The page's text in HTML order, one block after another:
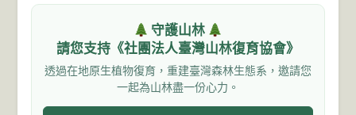
守護山林
請您支持《社團法人臺灣山林復育協會》
透過在地原生植物復育，重建臺灣森林生態系，邀請您
一起為山林盡一份心力。